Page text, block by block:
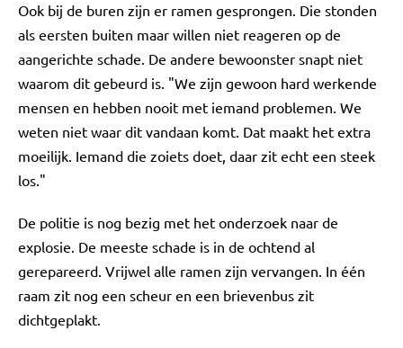
Ook bij de buren zijn er ramen gesprongen. Die stonden
als eersten buiten maar willen niet reageren op de
aangerichte schade. De andere bewoonster snapt niet
waarom dit gebeurd is. "We zijn gewoon hard werkende
mensen en hebben nooit met iemand problemen. We
weten niet waar dit vandaan komt. Dat maakt het extra
moeilijk. Iemand die zoiets doet, daar zit echt een steek
los."
De politie is nog bezig met het onderzoek naar de
explosie. De meeste schade is in de ochtend al
gerepareerd. Vrijwel alle ramen zijn vervangen. In één
raam zit nog een scheur en een brievenbus zit
dichtgeplakt.